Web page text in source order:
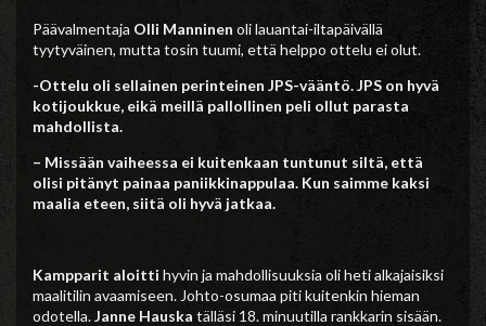
Päävalmentaja Olli Manninen oli lauantai-iltapäivällä
tyytyväinen, mutta tosin tuumi, että helppo ottelu ei olut.
-Ottelu oli sellainen perinteinen JPS-vääntö. JPS on hyvä
kotijoukkue, eikä meillä pallollinen peli ollut parasta
mahdollista.
– Missään vaiheessa ei kuitenkaan tuntunut siltä, että
olisi pitänyt painaa paniikkinappulaa. Kun saimme kaksi
maalia eteen, siitä oli hyvä jatkaa.
Kampparit aloitti hyvin ja mahdollisuuksia oli heti alkajaisiksi
maalitilin avaamiseen. Johto-osumaa piti kuitenkin hieman
odotella.Janne Hauska tälläsi 18. minuutilla rankkarin sisään.